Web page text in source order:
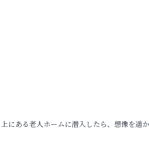
ある老人ホームに潜入したら、想像を遥